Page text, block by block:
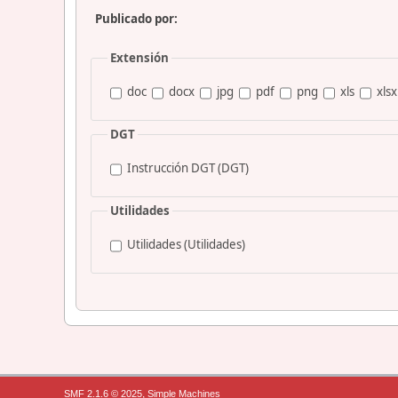
Publicado por:
Extensión
doc docx jpg pdf png xls xlsx
DGT
Instrucción DGT (DGT)
Utilidades
Utilidades (Utilidades)
SMF 2.1.6 © 2025, Simple Machines